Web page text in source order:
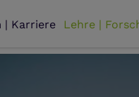
| Karriere Lehre |